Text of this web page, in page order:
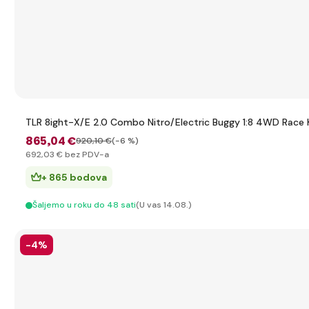
TLR 8ight-X/E 2.0 Combo Nitro/Electric Buggy 1:8 4WD Race
865,04 €920,10 €(-6 %)
692,03 € bez PDV-a
+ 865 bodova
Šaljemo u roku do 48 sati(U vas 14.08.)
-4%